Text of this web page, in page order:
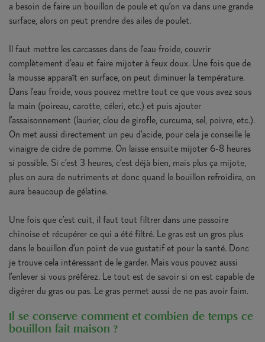
a besoin de faire un bouillon de poule et qu’on va dans une grande
surface, alors on peut prendre des ailes de poulet.
Il faut mettre les carcasses dans de l’eau froide, couvrir
complètement d’eau et faire mijoter à feux doux. Une fois que de
la mousse apparaît en surface, on peut diminuer la température.
Dans l’eau froide, vous pouvez mettre tout ce que vous avez sous
la main (poireau, carotte, céleri, etc.) et puis ajouter
l’assaisonnement (laurier, clou de girofle, curcuma, sel, poivre, etc.).
On met aussi directement un peu d’acide, pour cela je conseille le
vinaigre de cidre de pomme. On laisse ensuite mijoter 6-8 heures
si possible. Si c’est 3 heures, c’est déjà bien, mais plus ça mijote,
plus on aura de nutriments et donc quand le bouillon refroidira, on
aura beaucoup de gélatine.
Une fois que c’est cuit, il faut tout filtrer dans une passoire
chinoise et récupérer ce qui a été filtré. Le gras est un gros plus
dans le bouillon d’un point de vue gustatif et pour la santé. Donc
je trouve cela intéressant de le garder. Mais vous pouvez aussi
l’enlever si vous préférez. Le tout est de savoir si on est capable de
digérer du gras ou pas. Le gras permet aussi de ne pas avoir faim.
Il se conserve comment et combien de temps ce
bouillon fait maison ?